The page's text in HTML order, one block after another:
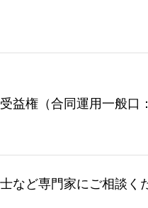
益権（合同運用一般口
など専門家にご相談く